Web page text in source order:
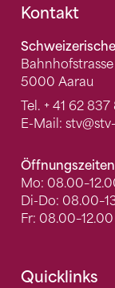
Kontakt
5000 Aarau
Tel. + 41 62
E-Mail: stv
Mo:
Di-Do:
Fr:
Quicklinks